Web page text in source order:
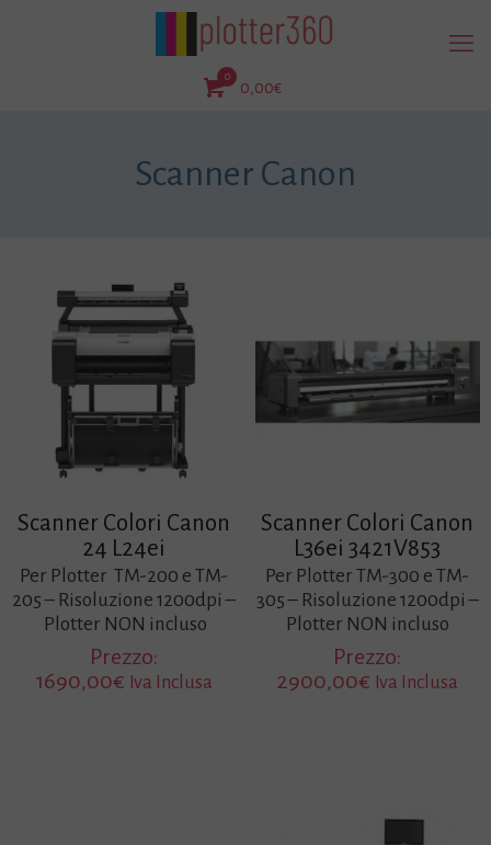
0
0,00€
Scanner Canon
Scanner Colori Canon
24 L24ei
Per Plotter TM-200 e TM-
205 – Risoluzione 1200dpi –
Plotter NON incluso
Prezzo:
1690,00€ Iva Inclusa
Scanner Colori Canon
L36ei 3421V853
Per Plotter TM-300 e TM-
305 – Risoluzione 1200dpi –
Plotter NON incluso
Prezzo:
2900,00€ Iva Inclusa